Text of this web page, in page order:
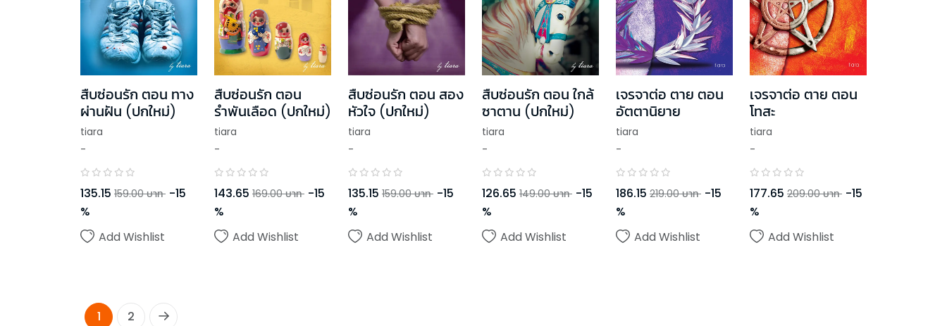
สืบซ่อนรัก ตอน ทาง
ผ่านฝัน (ปกใหม่)
tiara
-
135.15 159.00 บาท -15
%
Add Wishlist
สืบซ่อนรัก ตอน
รำพันเลือด (ปกใหม่)
tiara
-
143.65 169.00 บาท -15
%
Add Wishlist
สืบซ่อนรัก ตอน สอง
หัวใจ (ปกใหม่)
tiara
-
135.15 159.00 บาท -15
%
Add Wishlist
สืบซ่อนรัก ตอน ใกล้
ซาตาน (ปกใหม่)
tiara
-
126.65 149.00 บาท -15
%
Add Wishlist
เจรจาต่อ ตาย ตอน
อัตตานิยาย
tiara
-
186.15 219.00 บาท -15
%
Add Wishlist
เจรจาต่อ ตาย ตอน
โทสะ
tiara
-
177.65 209.00 บาท -15
%
Add Wishlist
1 2